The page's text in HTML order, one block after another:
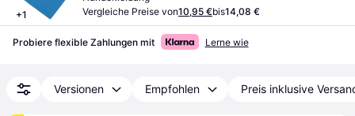
+1
Vergleiche Preise von10,95 €bis14,08 €
Probiere flexible Zahlungen mit Lerne wie
Versionen Empfohlen Preis inklusive